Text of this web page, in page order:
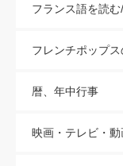
フランス語を読
フレンチポップス
暦、年中行事
映画・テレビ・動